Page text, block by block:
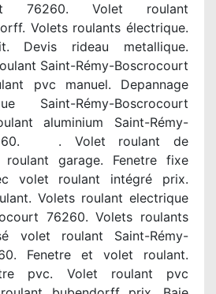
76260. Volet roulant
Volets roulants électrique.
Devis rideau metallique.
Saint-Rémy-Boscrocourt
pvc manuel. Depannage
Saint-Rémy-Boscrocourt
aluminium Saint-Rémy-
. Volet roulant de
roulant garage. Fenetre fixe
volet roulant intégré prix.
Volets roulant electrique
76260. Volets roulants
volet roulant Saint-Rémy-
Fenetre et volet roulant.
pvc. Volet roulant pvc